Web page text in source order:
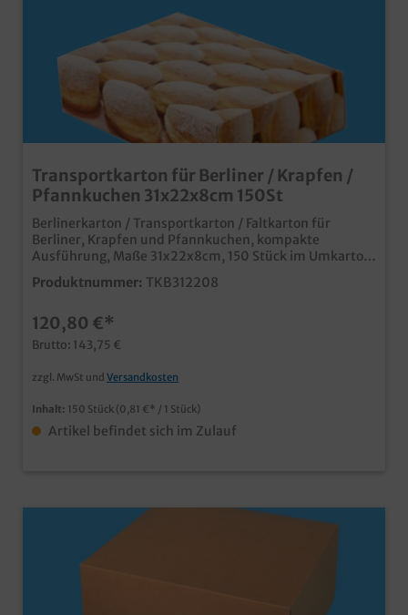
Transportkarton für Berliner / Krapfen /
Pfannkuchen 31x22x8cm 150St
Berlinerkarton / Transportkarton / Faltkarton für
Berliner, Krapfen und Pfannkuchen, kompakte
Ausführung, Maße 31x22x8cm, 150 Stück im Umkarton
Praktische und stabile Transportlösung im
Bäckereibedarf und Konditoreibedarf kompakte
Größe der Krapfen ansprechendes Neutralmotiv nicht
nur in der Faschingszeit ab einer Auflage von 5000
Stück auch individuell bedruckbarm fragen Sie einfach
unseren Kundenservice
Produktnummer: TKB312208
120,80 €*
Brutto: 143,75 €
zzgl. MwSt und Versandkosten
Inhalt: 150 Stück (0,81 €* / 1 Stück)
Artikel befindet sich im Zulauf